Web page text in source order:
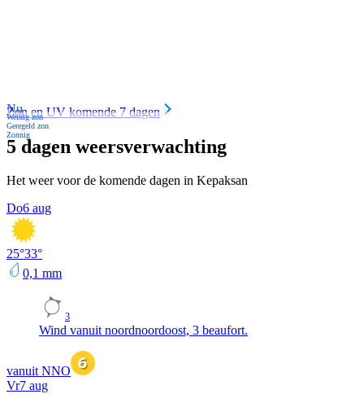
Nu
Weinig zon
Geregeld zon
Zonnig
Zon en UV komende 7 dagen
5 dagen weersverwachting
Het weer voor de komende dagen in Kepaksan
Do6 aug
25°33°
0,1 mm
3
Wind vanuit noordnoordoost, 3 beaufort.
vanuit NNO
Vr7 aug